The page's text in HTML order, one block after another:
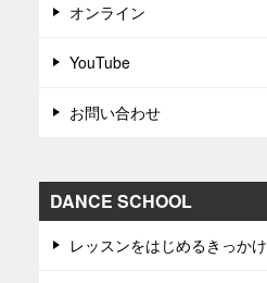
オンライン
YouTube
お問い合わせ
DANCE SCHOOL
レッスンをはじめるきっかけ